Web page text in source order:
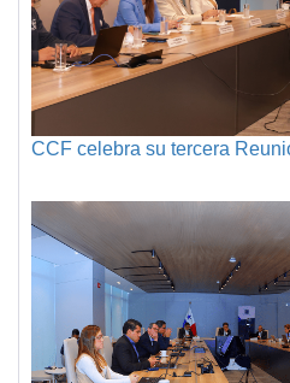
CCF celebra su tercera